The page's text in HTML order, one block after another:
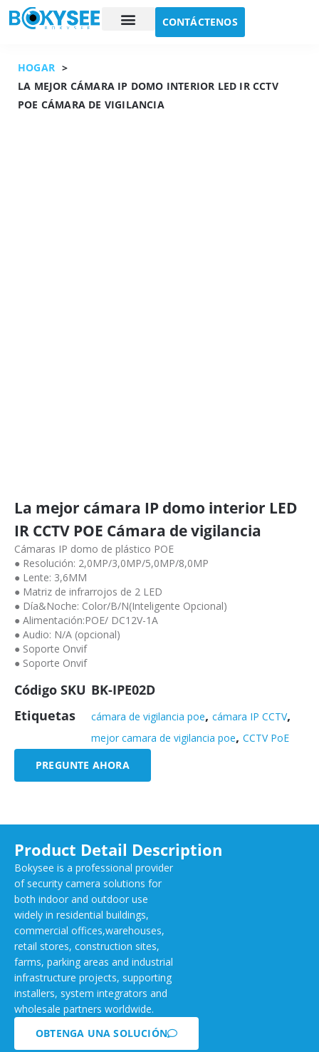
CONTÁCTENOS
HOGAR >
LA MEJOR CÁMARA IP DOMO INTERIOR LED IR CCTV
POE CÁMARA DE VIGILANCIA
La mejor cámara IP domo interior LED
IR CCTV POE Cámara de vigilancia
Cámaras IP domo de plástico POE
● Resolución: 2,0MP/3,0MP/5,0MP/8,0MP
● Lente: 3,6MM
● Matriz de infrarrojos de 2 LED
● Día&Noche: Color/B/N(Inteligente Opcional)
● Alimentación:POE/ DC12V-1A
● Audio: N/A (opcional)
● Soporte Onvif
● Soporte Onvif
Código SKU BK-IPE02D
Etiquetas
cámara de vigilancia poe, cámara IP CCTV,
mejor camara de vigilancia poe, CCTV PoE
PREGUNTE AHORA
Product Detail Description
Bokysee is a professional provider
of security camera solutions for
both indoor and outdoor use
widely in residential buildings,
commercial offices,warehouses,
retail stores, construction sites,
farms, parking areas and industrial
infrastructure projects, supporting
installers, system integrators and
wholesale partners worldwide.
OBTENGA UNA SOLUCIÓN